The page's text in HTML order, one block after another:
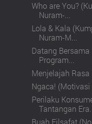
Who are You?
Nuram-...
Lola & Kala
Nuram-M...
Datang
Program...
Menjelajah
Ngaca! (Motivasi
Perilaku
Tantangan